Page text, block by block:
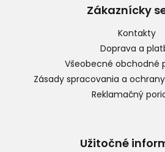
Zákaznícky
Kontakty
Doprava a
Všeobecné obchodné
Zásady spracovania a
Reklamačný
Užitočné